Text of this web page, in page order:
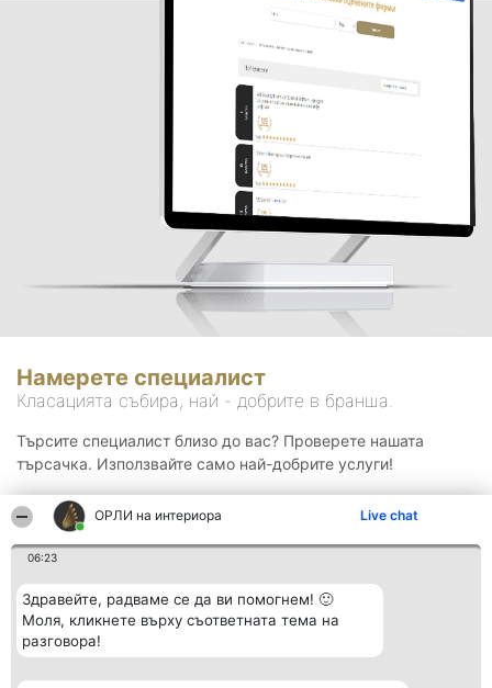
ОРЛИ на интериора Live chat
06:23
Здравейте, радваме се да ви помогнем! 🙂
Моля, кликнете върху съответната тема на
разговора!
Намерете специалист
Класацията събира, най - добрите в бранша.
Търсите специалист близо до вас? Проверете нашата
търсачка. Използвайте само най-добрите услуги!